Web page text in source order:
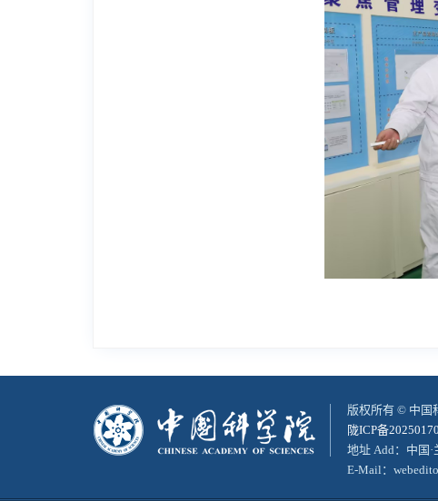
版权所有 © 中国
陇ICP备
地址 Add：中国
E-Mail：